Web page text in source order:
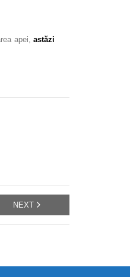
apei,astăzi
NEXT